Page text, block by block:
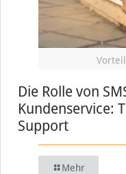
Die Rolle von
Kundenservice:
Support
Mehr